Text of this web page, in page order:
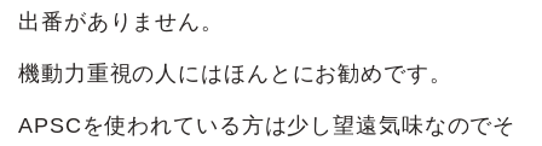
出番がありません。
機動力重視の人にはほんとにお勧めです。
APSCを使われている方は少し望遠気味なのでそ